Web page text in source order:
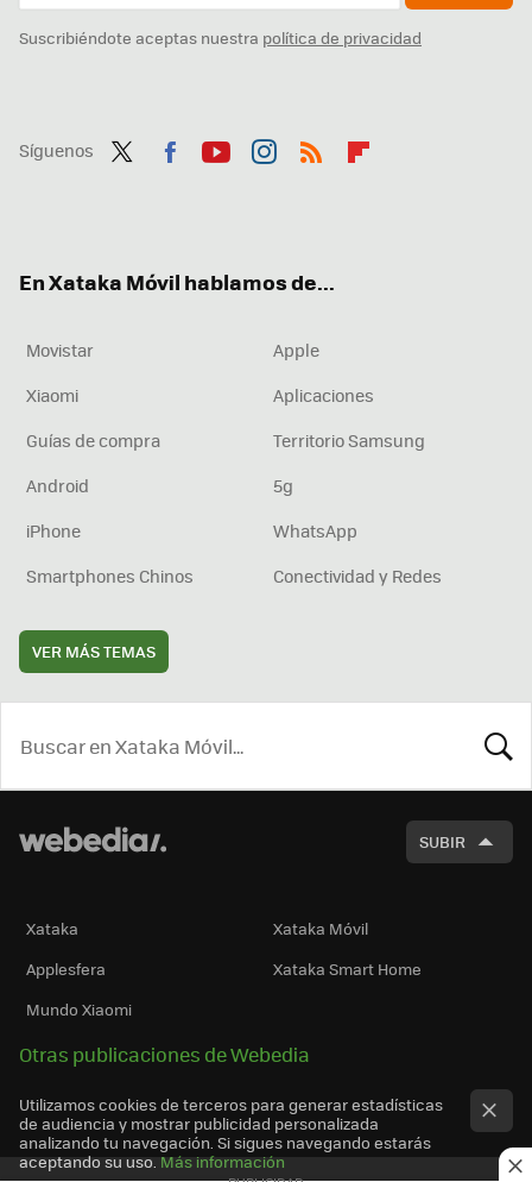
Suscribiéndote aceptas nuestra política de privacidad
Síguenos
En Xataka Móvil hablamos de...
Movistar
Apple
Xiaomi
Aplicaciones
Guías de compra
Territorio Samsung
Android
5g
iPhone
WhatsApp
Smartphones Chinos
Conectividad y Redes
VER MÁS TEMAS
SUBIR
Xataka
Xataka Móvil
Applesfera
Xataka Smart Home
Mundo Xiaomi
Otras publicaciones de Webedia
Utilizamos cookies de terceros para generar estadísticas
de audiencia y mostrar publicidad personalizada
analizando tu navegación. Si sigues navegando estarás
aceptando su uso. Más información